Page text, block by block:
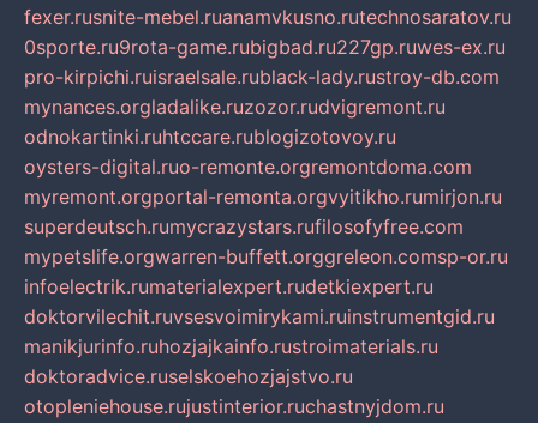
fexer.rusnite-mebel.ruanamvkusno.rutechnosaratov.ru
0sporte.ru9rota-game.rubigbad.ru227gp.ruwes-ex.ru
pro-kirpichi.ruisraelsale.rublack-lady.rustroy-db.com
mynances.orgladalike.ruzozor.rudvigremont.ru
odnokartinki.ruhtccare.rublogizotovoy.ru
oysters-digital.ruo-remonte.orgremontdoma.com
myremont.orgportal-remonta.orgvyitikho.rumirjon.ru
superdeutsch.rumycrazystars.rufilosofyfree.com
mypetslife.orgwarren-buffett.orggreleon.comsp-or.ru
infoelectrik.rumaterialexpert.rudetkiexpert.ru
doktorvilechit.ruvsesvoimirykami.ruinstrumentgid.ru
manikjurinfo.ruhozjajkainfo.rustroimaterials.ru
doktoradvice.ruselskoehozjajstvo.ru
otopleniehouse.rujustinterior.ruchastnyjdom.ru